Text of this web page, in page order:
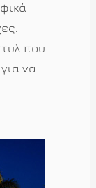
που
να